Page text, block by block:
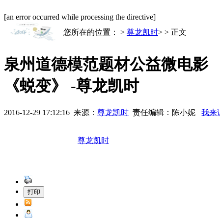
[an error occurred while processing the directive]
您所在的位置： > 尊龙凯时> > 正文
泉州道德模范题材公益微电影
《蜕变》 -尊龙凯时
2016-12-29 17:12:16 来源： 尊龙凯时 责任编辑：陈小妮 我来
尊龙凯时